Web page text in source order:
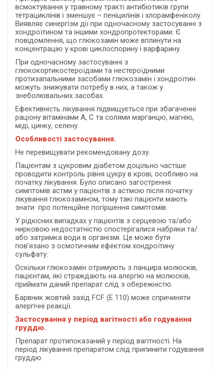
всмоктування у травному тракті антибiотикiв групи
тетрациклiнiв і зменшує – пеніцилінів і хлорамфеніколу.
Виявляє синергізм дії при одночасному застосуванні з
хондроїтином та іншими хондропротекторами. Є
повідомлення, що глюкозамін може вплинути на
концентрацію у крові циклоспорину і варфарину.
При одночасному застосуванні з
глюкокортикостероїдами та нестероїдними
протизапальними засобами глюкозамін і хондроїтин
можуть знижувати потребу в них, а також у
знеболювальних засобах.
Ефективність лікування підвищується при збагаченні
раціону вітамінами А, С та солями марганцю, магнію,
міді, цинку, селену.
Особливості застосування.
Не перевищувати рекомендовану дозу.
Пацієнтам з цукровим діабетом доцільно частіше
проводити контроль рівня цукру в крові, особливо на
початку лікування. Було описано загострення
симптомів астми у пацієнтів з астмою після початку
лікування глюкозаміном, тому такі пацієнти мають
знати про потенційне погіршення симптомів.
У рідкісних випадках у пацієнтів з серцевою та/або
нирковою недостатністю спостерігалися набряки та/
або затримка води в організмі. Це може бути
пов’язано з осмотичним ефектом хондроїтину
сульфату.
Оскільки глюкозамін отримують з панцира молюсків,
пацієнтам, які страждають на алергію на молюсків,
приймати даний препарат слід з обережністю.
Барвник жовтий захід FCF (E 110) може спричиняти
алергічні реакції.
Застосування у період вагітності або годування
груддю.
Препарат протипоказаний у період вагітності. На
період лікування препаратом слід припинити годування
груддю.